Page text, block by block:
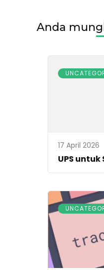
Anda
17 April 2026
UPS untuk